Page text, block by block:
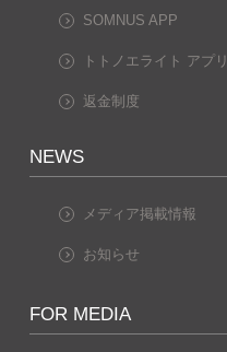
SOMNUS APP
トトノエライト アプリ
返金制度
NEWS
メディア掲載情報
お知らせ
FOR MEDIA